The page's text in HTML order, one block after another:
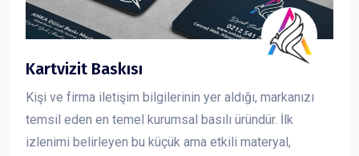
Kartvizit Baskısı
Kişi ve firma iletişim bilgilerinin yer aldığı, markanızı
temsil eden en temel kurumsal basılı üründür. İlk
izlenimi belirleyen bu küçük ama etkili materyal,